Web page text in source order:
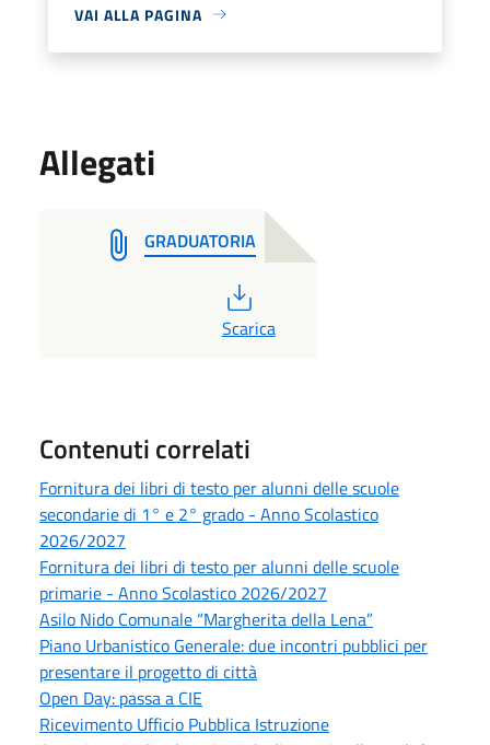
VAI ALLA PAGINA
Allegati
GRADUATORIA
PDF
Scarica
Contenuti correlati
Fornitura dei libri di testo per alunni delle scuole
secondarie di 1° e 2° grado - Anno Scolastico
2026/2027
Fornitura dei libri di testo per alunni delle scuole
primarie - Anno Scolastico 2026/2027
Asilo Nido Comunale “Margherita della Lena”
Piano Urbanistico Generale: due incontri pubblici per
presentare il progetto di città
Open Day: passa a CIE
Ricevimento Ufficio Pubblica Istruzione